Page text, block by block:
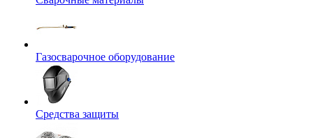
Газосварочное оборудование
Средства защиты